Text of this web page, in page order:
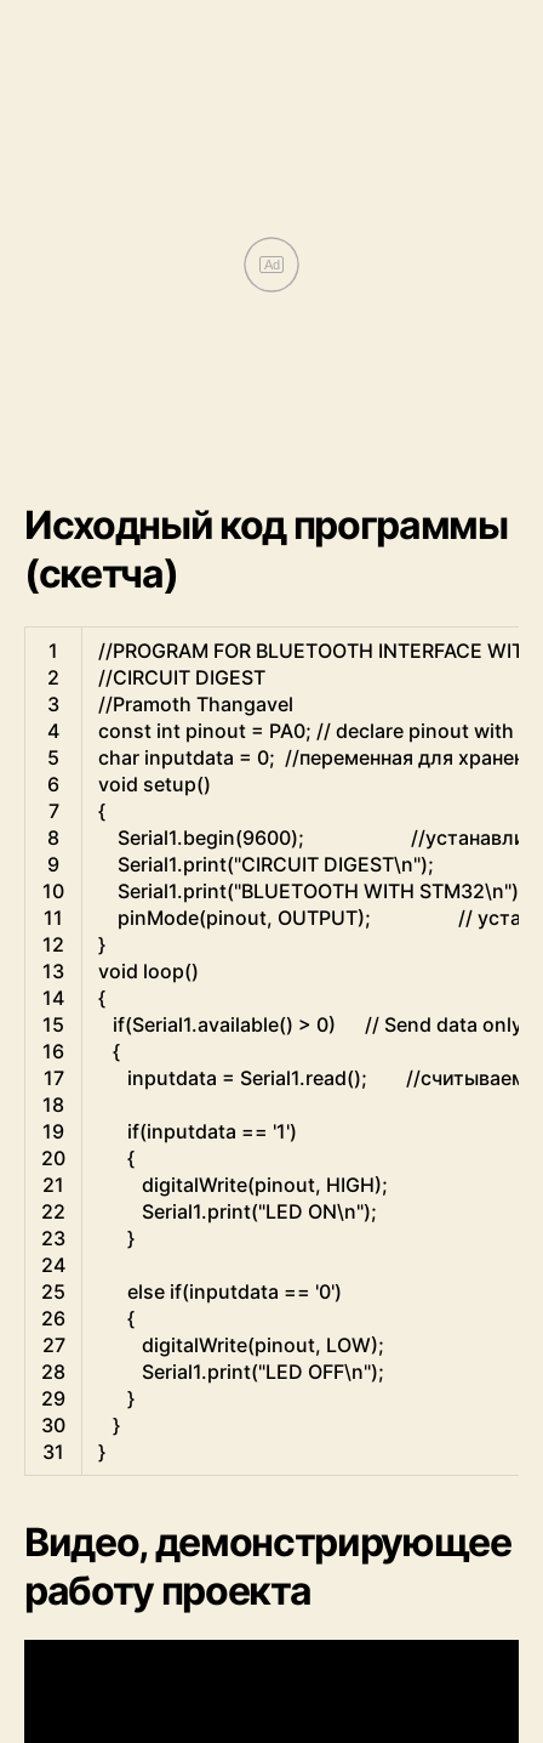
Ad
Исходный код программы
(скетча)
Arduino
1
2
3
4
5
6
7
8
9
10
11
12
13
14
15
16
17
18
19
20
21
22
23
24
25
26
27
28
29
30
31
//PROGRAM FOR BLUETOOTH INTERFACE
//CIRCUIT DIGEST
//Pramoth Thangavel
const int pinout = PA0; // declare pinout with
char inputdata = 0; //переменная для
void setup()
{
Serial1.begin(9600);
//
Serial1.print("CIRCUIT DIGEST\n");
Serial1.print("BLUETOOTH WITH STM32\n")
pinMode(pinout, OUTPUT);
//
}
void loop()
{
if(Serial1.available() > 0)
// Send data only
{
inputdata = Serial1.read(); //считываем
if(inputdata == '1')
{
digitalWrite(pinout, HIGH);
Serial1.print("LED ON\n");
}
else if(inputdata == '0')
{
digitalWrite(pinout, LOW);
Serial1.print("LED OFF\n");
}
}
}
Видео, демонстрирующее
работу проекта